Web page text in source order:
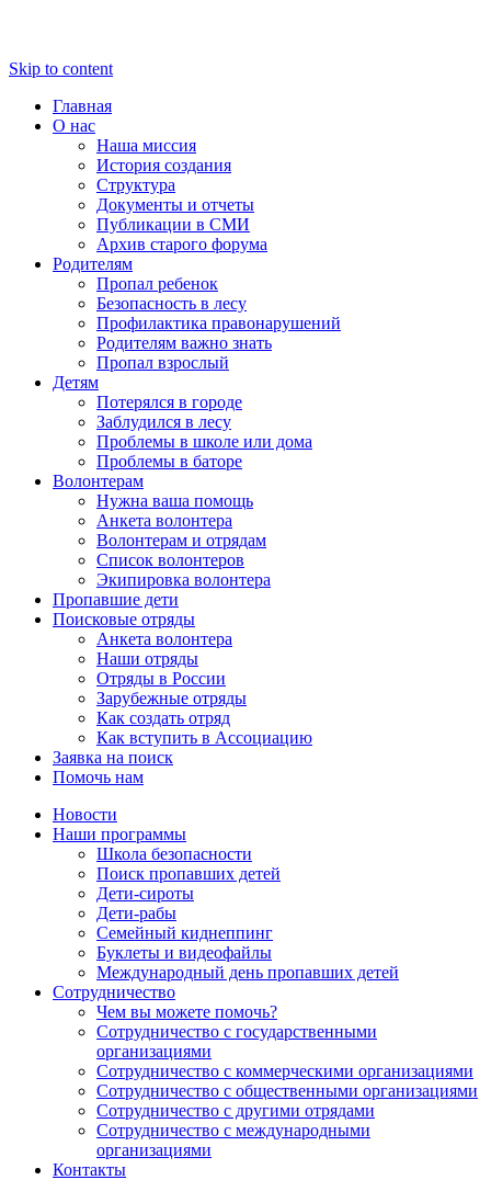
Skip to content
Главная
О нас
Наша миссия
История создания
Структура
Документы и отчеты
Публикации в СМИ
Архив старого форума
Родителям
Пропал ребенок
Безопасность в лесу
Профилактика правонарушений
Родителям важно знать
Пропал взрослый
Детям
Потерялся в городе
Заблудился в лесу
Проблемы в школе или дома
Проблемы в баторе
Волонтерам
Нужна ваша помощь
Анкета волонтера
Волонтерам и отрядам
Список волонтеров
Экипировка волонтера
Пропавшие дети
Поисковые отряды
Анкета волонтера
Наши отряды
Отряды в России
Зарубежные отряды
Как создать отряд
Как вступить в Ассоциацию
Заявка на поиск
Помочь нам
Новости
Наши программы
Школа безопасности
Поиск пропавших детей
Дети-сироты
Дети-рабы
Семейный киднеппинг
Буклеты и видеофайлы
Международный день пропавших детей
Сотрудничество
Чем вы можете помочь?
Сотрудничество с государственными
организациями
Сотрудничество с коммерческими организациями
Сотрудничество с общественными организациями
Сотрудничество с другими отрядами
Сотрудничество с международными
организациями
Контакты